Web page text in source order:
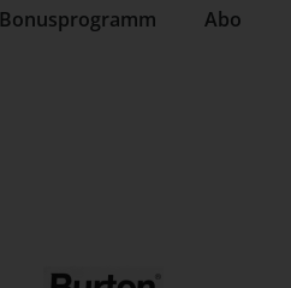
Bonusprogramm Abo